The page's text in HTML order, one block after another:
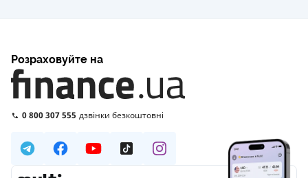
Розраховуйте на
0 800 307 555 дзвінки безкоштовні